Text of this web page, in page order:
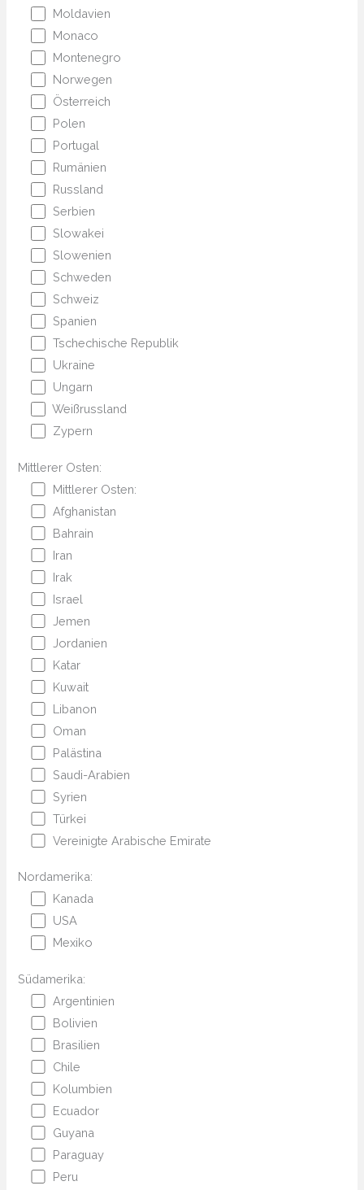
Moldavien
Monaco
Montenegro
Norwegen
Österreich
Polen
Portugal
Rumänien
Russland
Serbien
Slowakei
Slowenien
Schweden
Schweiz
Spanien
Tschechische Republik
Ukraine
Ungarn
Weißrussland
Zypern
Mittlerer Osten:
Mittlerer Osten:
Afghanistan
Bahrain
Iran
Irak
Israel
Jemen
Jordanien
Katar
Kuwait
Libanon
Oman
Palästina
Saudi-Arabien
Syrien
Türkei
Vereinigte Arabische Emirate
Nordamerika:
Kanada
USA
Mexiko
Südamerika:
Argentinien
Bolivien
Brasilien
Chile
Kolumbien
Ecuador
Guyana
Paraguay
Peru